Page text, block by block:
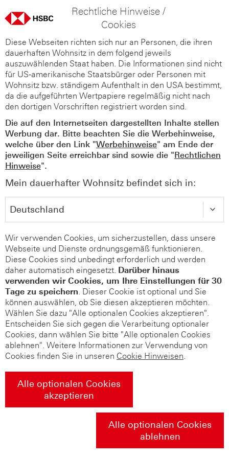
Rechtliche Hinweise /
Cookies
Diese Webseiten richten sich nur an Personen, die ihren
dauerhaften Wohnsitz in dem folgend jeweils
auszuwählenden Staat haben. Die Informationen sind nicht
für US-amerikanische Staatsbürger oder Personen mit
Wohnsitz bzw. ständigem Aufenthalt in den USA bestimmt,
da die aufgeführten Wertpapiere regelmäßig nicht nach
den dortigen Vorschriften registriert worden sind.
Die auf den Internetseiten dargestellten Inhalte stellen
Werbung dar. Bitte beachten Sie die Werbehinweise,
welche über den Link "Werbehinweise" am Ende der
jeweiligen Seite erreichbar sind sowie die "Rechtlichen
Hinweise".
Mein dauerhafter Wohnsitz befindet sich in:
Wir verwenden Cookies, um sicherzustellen, dass unsere
Webseite und Dienste ordnungsgemäß funktionieren.
Diese Cookies sind unbedingt erforderlich und werden
daher automatisch eingesetzt. Darüber hinaus
verwenden wir Cookies, um Ihre Einstellungen für 30
Tage zu speichern. Dieser Cookie ist optional und Sie
können auswählen, ob Sie diesen akzeptieren möchten.
Wählen Sie dazu "Alle optionalen Cookies akzeptieren".
Entscheiden Sie sich gegen die Verarbeitung optionaler
Cookies, dann wählen Sie bitte "Alle optionalen Cookies
ablehnen". Weitere Informationen zur Verwendung von
Cookies finden Sie in unseren Cookie Hinweisen.
Alle optionalen Cookies
akzeptieren
Alle optionalen Cookies
ablehnen